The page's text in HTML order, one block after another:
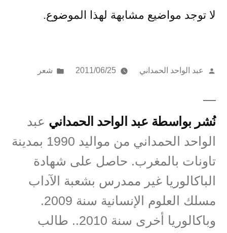
لا توجد مواضيع مشابهة لهذا الموضوع.
تمّ
بواسطة
عبد الواحد الحمداني 2011/06/25
نُشر
شعر
نُشر بواسطة عبد الواحد الحمداني عبد
الواحد الحمداني من مواليد 1990 بمدينة
تاونات بالمغرب. حاصل على شهادة
الباكالوريا غير ممدرس بشعبة الآداب
مسلك العلوم الإنسانية سنة 2009.
وباكالوريا أخرى سنة 2010.. طالب